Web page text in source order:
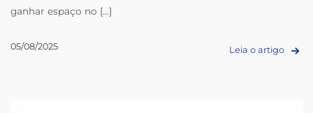
ganhar espaço no [...]
05/08/2025 Leia o artigo